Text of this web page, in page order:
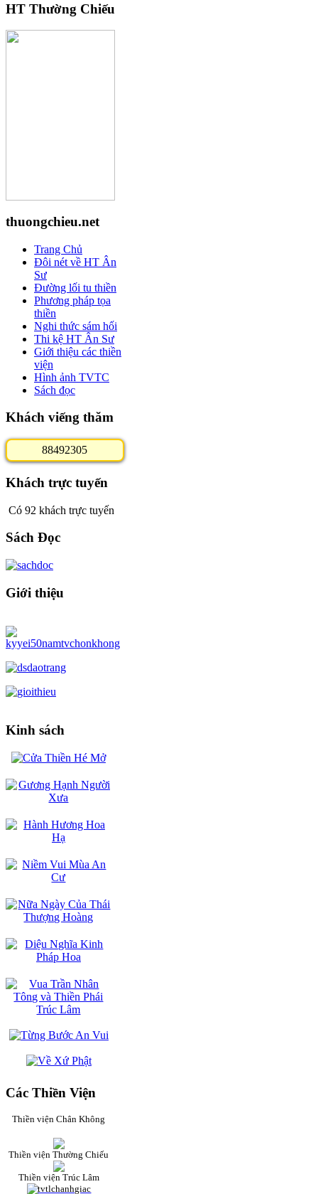
HT Thường Chiếu
thuongchieu.net
Trang Chủ
Đôi nét về HT Ân
Sư
Đường lối tu thiền
Phương pháp tọa
thiền
Nghi thức sám hối
Thi kệ HT Ân Sư
Giới thiệu các thiền
viện
Hình ảnh TVTC
Sách đọc
Khách viếng thăm
88492305
Khách trực tuyến
Có 92 khách trực tuyến
Sách Đọc
Giới thiệu
Kinh sách
Các Thiền Viện
Thiền viện Chân Không
Thiền viện Thường Chiếu
Thiền viện Trúc Lâm